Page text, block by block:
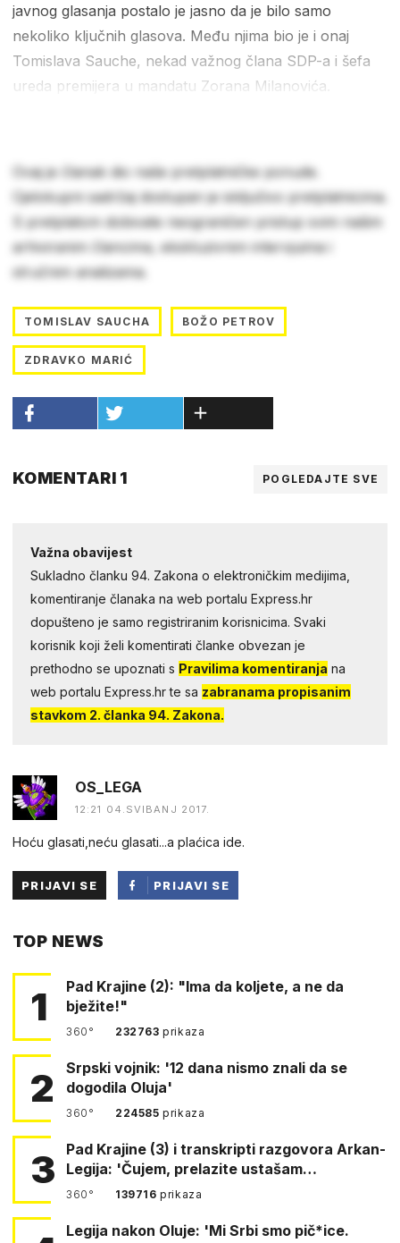
javnog glasanja postalo je jasno da je bilo samo
nekoliko ključnih glasova. Među njima bio je i onaj
Tomislava Sauche, nekad važnog člana SDP-a i šefa
ureda premijera u mandatu Zorana Milanovića.
Ovaj je članak dio naše pretplatničke ponude.
Cjelokupni sadržaj dostupan je isključivo pretplatnicima.
S pretplatom dobivate neograničen pristup svim našim
arhiviranim člancima, ekskluzivnim intervjuima i
stručnim analizama.
TOMISLAV SAUCHA BOŽO PETROV
ZDRAVKO MARIĆ
KOMENTARI 1 POGLEDAJTE SVE
Važna obavijest
Sukladno članku 94. Zakona o elektroničkim medijima,
komentiranje članaka na web portalu Express.hr
dopušteno je samo registriranim korisnicima. Svaki
korisnik koji želi komentirati članke obvezan je
prethodno se upoznati s Pravilima komentiranja na
web portalu Express.hr te sa zabranama propisanim
stavkom 2. članka 94. Zakona.
OS_LEGA
12:21 04.SVIBANJ 2017.
Hoću glasati,neću glasati...a plaćica ide.
PRIJAVI SE
PRIJAVI SE
TOP NEWS
1
Pad Krajine (2): "Ima da koljete, a ne da
bježite!"
360° 232763prikaza
2
Srpski vojnik: '12 dana nismo znali da se
dogodila Oluja'
360° 224585prikaza
3
Pad Krajine (3) i transkripti razgovora Arkan-
Legija: 'Čujem, prelazite ustašam…
360° 139716prikaza
Legija nakon Oluje: 'Mi Srbi smo pič*ice.